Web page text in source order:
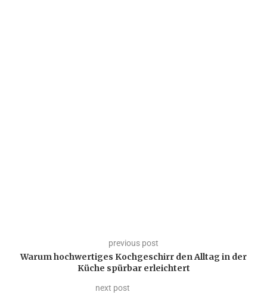
previous post
Warum hochwertiges Kochgeschirr den Alltag in der
Küche spürbar erleichtert
next post